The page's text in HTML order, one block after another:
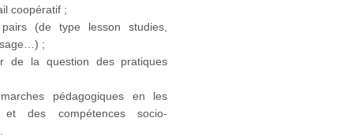
coopératif ;
(de type lesson studies,
;
de la question des pratiques
pédagogiques en les
des compétences socio-